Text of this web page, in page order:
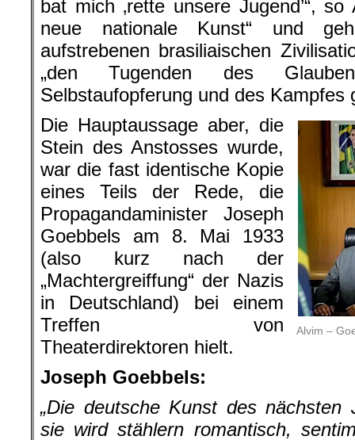
bat mich ‚rette unsere Jugend’“,
neue nationale Kunst“ und
aufstrebenen brasiliaischen
„den Tugenden des
Selbstaufopferung und des Kampfes
Alvim –
Die Hauptaussage aber, die
Stein des Anstosses wurde,
war die fast identische Kopie
eines Teils der Rede, die
Propagandaminister Joseph
Goebbels am 8. Mai 1933
(also kurz nach der
„Machtergreiffung“ der Nazis
in Deutschland) bei einem
Treffen von
Theaterdirektoren hielt.
Joseph Goebbels:
„Die deutsche Kunst des nächsten
sie wird stählern romantisch,